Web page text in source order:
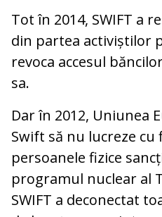
Tot în 2014, SWIFT a
din partea activiștilor
revoca accesul
sa.
Dar în 2012, Uniunea
Swift să nu lucreze
persoanele fizice
programul nuclear al
SWIFT a deconectat